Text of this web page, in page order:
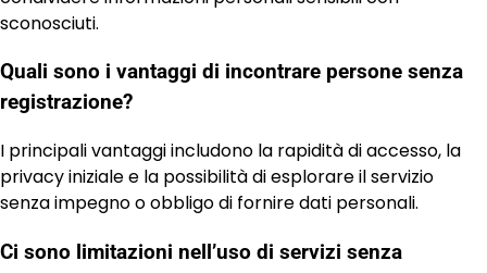
sconosciuti.
Quali sono i vantaggi di incontrare persone senza
registrazione?
I principali vantaggi includono la rapidità di accesso, la
privacy iniziale e la possibilità di esplorare il servizio
senza impegno o obbligo di fornire dati personali.
Ci sono limitazioni nell’uso di servizi senza